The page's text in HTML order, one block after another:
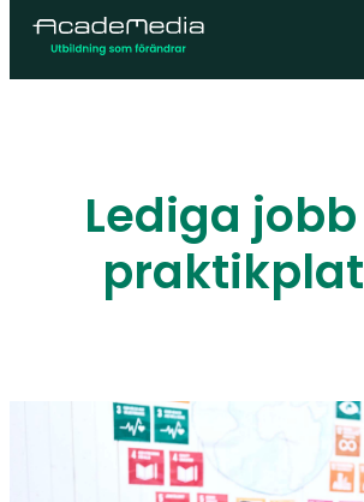
Lediga